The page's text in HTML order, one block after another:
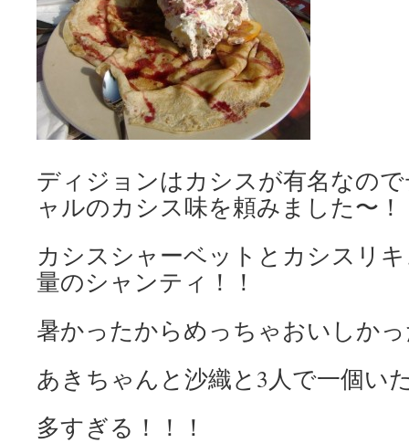
ディジョンはカシスが有名なの
ャルのカシス味を頼みました〜！
カシスシャーベットとカシスリ
量のシャンティ！！
暑かったからめっちゃおいしか
あきちゃんと沙織と3人で一個い
多すぎる！！！